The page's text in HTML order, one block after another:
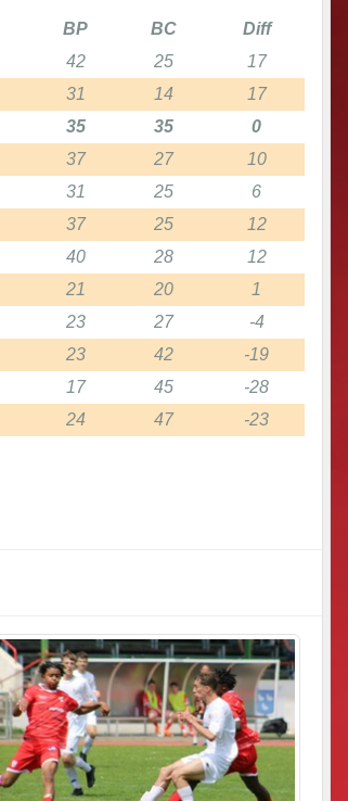
BP BC
Diff
42 25
17
31 14
17
35 35
0
37 27
10
31 25
6
37 25
12
40 28
12
21 20
1
23 27
-4
23 42
-19
17 45
-28
24 47 -23